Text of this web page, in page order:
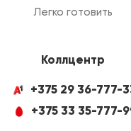
Легко готовить
Коллцентр
+375 29 36-777-
+375 33 35-777-